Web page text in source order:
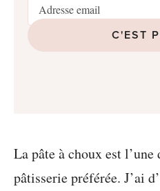
C'EST
La pâte à choux est l’une
pâtisserie préférée. J’ai